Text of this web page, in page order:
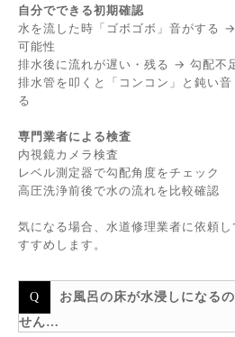
自分でできる初期確認
水を流した時「ゴボゴボ」音がする
可能性
排水後に流れが遅い・残る → 勾配不
排水管を叩くと「コンコン」と鈍い
る
専門業者による検査
内視鏡カメラ検査
レベル測定器で勾配角度をチェック
高圧洗浄前後で水の流れを比較確認
気になる場合、水道修理業者に依頼
すすめします。
お風呂の床が水浸しになる
せん…